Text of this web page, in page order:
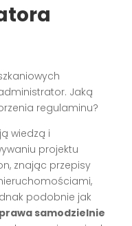
Jaką
regulaminu?
wiedzą i
projektu
znając przepisy
podobnie jak
samodzielnie